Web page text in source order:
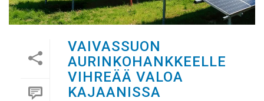
VAIVASSUON
AURINKOHANKKEELLE
VIHREÄÄ VALOA
KAJAANISSA